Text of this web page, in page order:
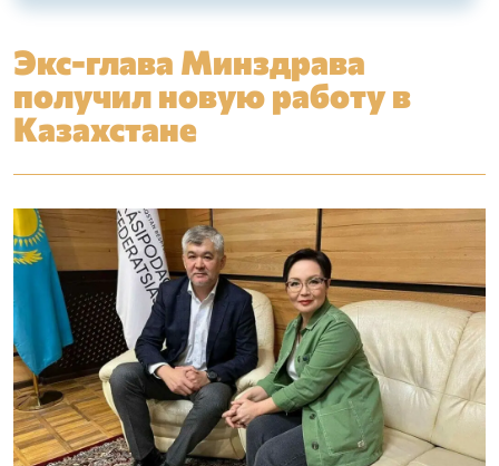
Экс-глава Минздрава
получил новую работу в
Казахстане